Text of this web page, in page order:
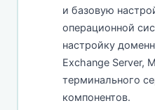
и базовую
операционной
настройку
Exchange Server,
терминального
компонентов.